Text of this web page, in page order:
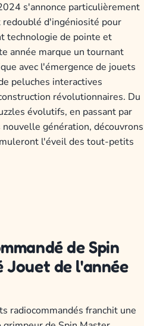
s'annonce particulièrement
redoublé d'ingéniosité pour
technologie de pointe et
année marque un tournant
avec l'émergence de jouets
peluches interactives
révolutionnaires. Du
évolutifs, en passant par
génération, découvrons
l'éveil des tout-petits
de Spin
Jouet de l'année
radiocommandés franchit une